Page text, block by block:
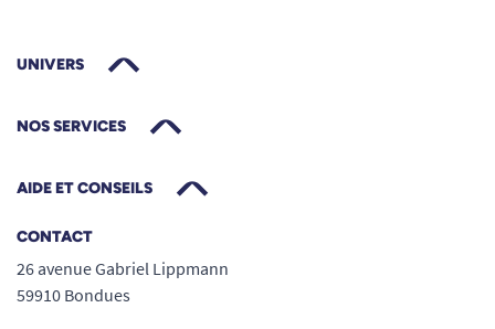
1 échantillon par modèle maximum
sereinement.
composez votre sélection sur-mesure,
Livraison
aucune mention du contenu sur le colis,
pour une confidentialité totale.
UNIVERS
NOS SERVICES
AIDE ET CONSEILS
CONTACT
26 avenue Gabriel Lippmann
59910 Bondues